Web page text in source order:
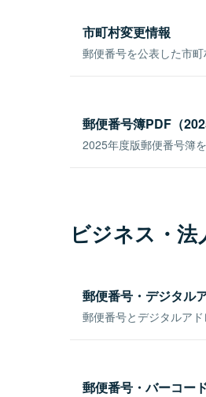
市町村変更情報
郵便番号を公表した市
郵便番号簿PDF（
2025年度版郵便番号簿
ビジネス・
郵便番号・デジタル
郵便番号とデジタルア
郵便番号・バーコー